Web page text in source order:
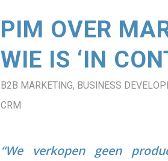
PIM OVER
WIE IS ‘IN
B2B MARKETING, BUSINESS
CRM
“We verkopen geen